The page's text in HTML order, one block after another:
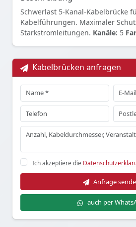
Schwerlast 5-Kanal-Kabelbrücke
Kabelführungen. Maximaler
Starkstromleitungen. Kanäle: 5
Kabelbrücken anfragen
Ich akzeptiere die
Anfrage
auch per